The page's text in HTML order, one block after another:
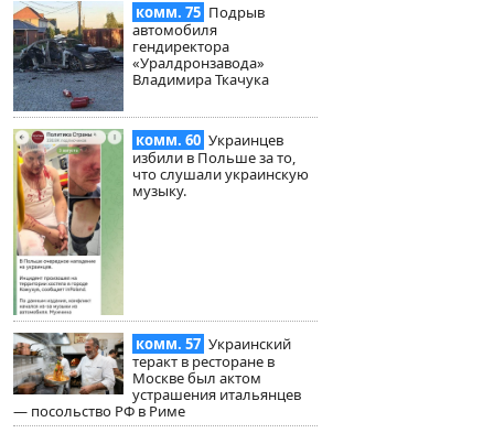
комм. 75 Подрыв
автомобиля
гендиректора
«Уралдронзавода»
Владимира Ткачука
комм. 60 Украинцев
избили в Польше за то,
что слушали украинскую
музыку.
комм. 57 Украинский
теракт в ресторане в
Москве был актом
устрашения итальянцев
— посольство РФ в Риме